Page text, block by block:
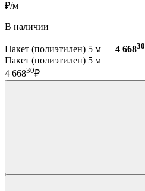
₽/м
В наличии
Пакет (полиэтилен) 5 м — 4 66830
Пакет (полиэтилен) 5 м
4 66830₽